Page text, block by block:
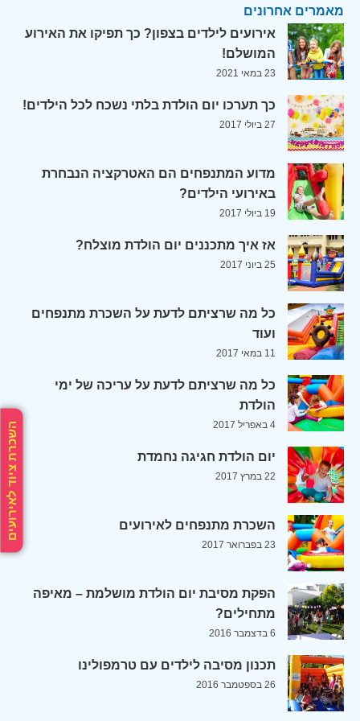
השכרת ציוד לאירועים
מאמרים אחרונים
אירועים לילדים בצפון? כך תפיקו את האירוע
המושלם!
23 במאי 2021
כך תערכו יום הולדת בלתי נשכח לכל הילדים!
27 ביולי 2017
מדוע המתנפחים הם האטרקציה הנבחרת
באירועי הילדים?
19 ביולי 2017
אז איך מתכננים יום הולדת מוצלח?
25 ביוני 2017
כל מה שרציתם לדעת על השכרת מתנפחים
ועוד
11 במאי 2017
כל מה שרציתם לדעת על עריכה של ימי
הולדת
4 באפריל 2017
יום הולדת חגיגה נחמדת
22 במרץ 2017
השכרת מתנפחים לאירועים
23 בפברואר 2017
הפקת מסיבת יום הולדת מושלמת – מאיפה
מתחילים?
6 בדצמבר 2016
תכנון מסיבה לילדים עם טרמפולינו
26 בספטמבר 2016